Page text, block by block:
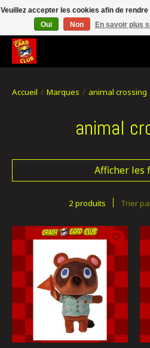
CRACH CARD CLUB , The best place to
Accueil / Marques / animal crossing
animal
Afficher les
2 produits Trier
Veuillez accepter les cookies afin de
Oui
Non En savoir plus